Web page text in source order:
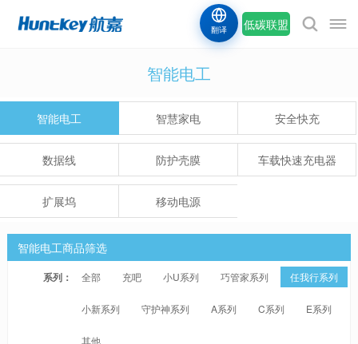
低碳联盟
翻译
智能电工
智能电工 智慧家电 安全快充
数据线 防护壳膜 车载快速充电器
扩展坞 移动电源
智能电工商品筛选
系列： 全部 充吧 小U系列 巧管家系列 任我行系列
小新系列 守护神系列 A系列 C系列 E系列
其他